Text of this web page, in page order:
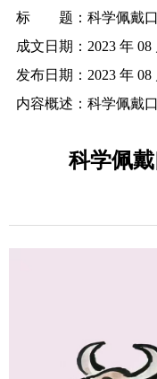
标 题： 科学佩戴
成文日期： 2023 年 08
发布日期： 2023 年 08
内容概述： 科学佩戴
科学佩